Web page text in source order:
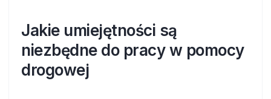
Jakie umiejętności są
niezbędne do pracy w pomocy
drogowej